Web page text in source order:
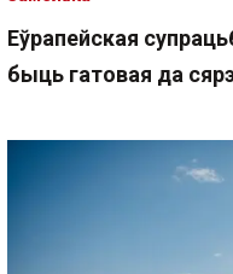
Еўрапейская
быць гатовая да